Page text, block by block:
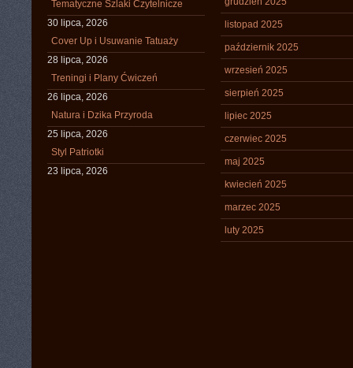
Tematyczne Szlaki Czytelnicze
30 lipca, 2026
Cover Up i Usuwanie Tatuaży
28 lipca, 2026
Treningi i Plany Ćwiczeń
26 lipca, 2026
Natura i Dzika Przyroda
25 lipca, 2026
Styl Patriotki
23 lipca, 2026
listopad 2025
październik 2025
wrzesień 2025
sierpień 2025
lipiec 2025
czerwiec 2025
maj 2025
kwiecień 2025
marzec 2025
luty 2025